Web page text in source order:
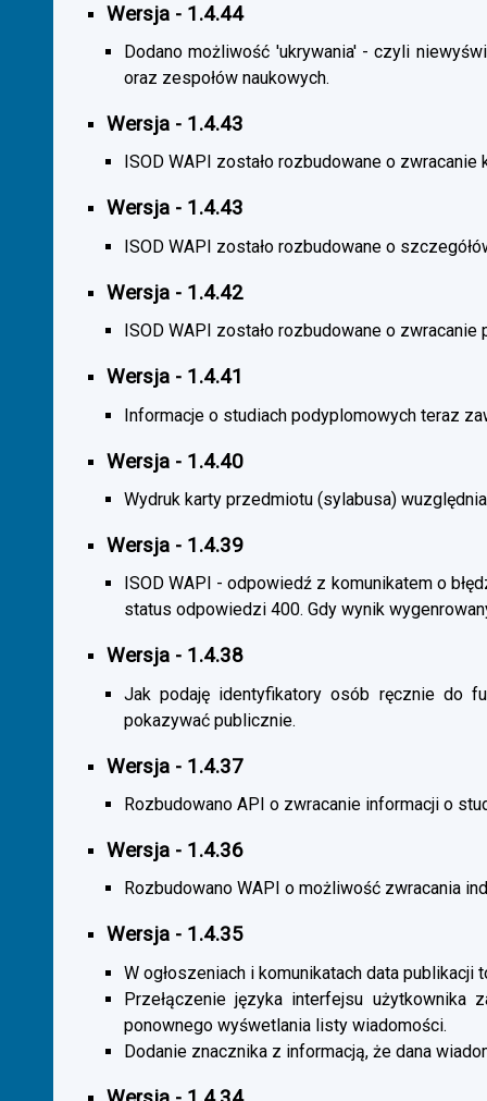
Wersja - 1.4.44
Dodano możliwość 'ukrywania' - czyli
oraz zespołów naukowych.
Wersja - 1.4.43
ISOD WAPI zostało rozbudowane o
Wersja - 1.4.43
ISOD WAPI zostało rozbudowane o
Wersja - 1.4.42
ISOD WAPI zostało rozbudowane o zwracanie
Wersja - 1.4.41
Informacje o studiach podyplomowych teraz
Wersja - 1.4.40
Wydruk karty przedmiotu (sylabusa)
Wersja - 1.4.39
ISOD WAPI - odpowiedź z komunikatem o
status odpowiedzi 400. Gdy wynik
Wersja - 1.4.38
Jak podaję identyfikatory osób ręcznie do
pokazywać publicznie.
Wersja - 1.4.37
Rozbudowano API o zwracanie informacji o
Wersja - 1.4.36
Rozbudowano WAPI o możliwość zwracania
Wersja - 1.4.35
W ogłoszeniach i komunikatach data
Przełączenie języka interfejsu użytkownika
ponownego wyśwetlania listy wiadomości.
Dodanie znacznika z informacją, że dana